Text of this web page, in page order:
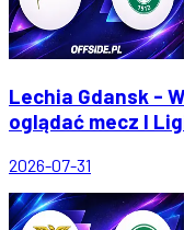
Lechia Gdansk -
oglądać mecz I
2026-07-31